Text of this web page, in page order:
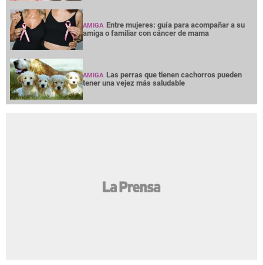
AMIGA Entre mujeres: guía para acompañar a su
amiga o familiar con cáncer de mama
AMIGA Las perras que tienen cachorros pueden
tener una vejez más saludable